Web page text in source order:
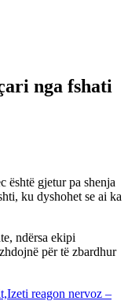
nga fshati
është gjetur pa shenja
ku dyshohet se ai ka
ndërsa ekipi
për të zbardhur
reagon nervoz –